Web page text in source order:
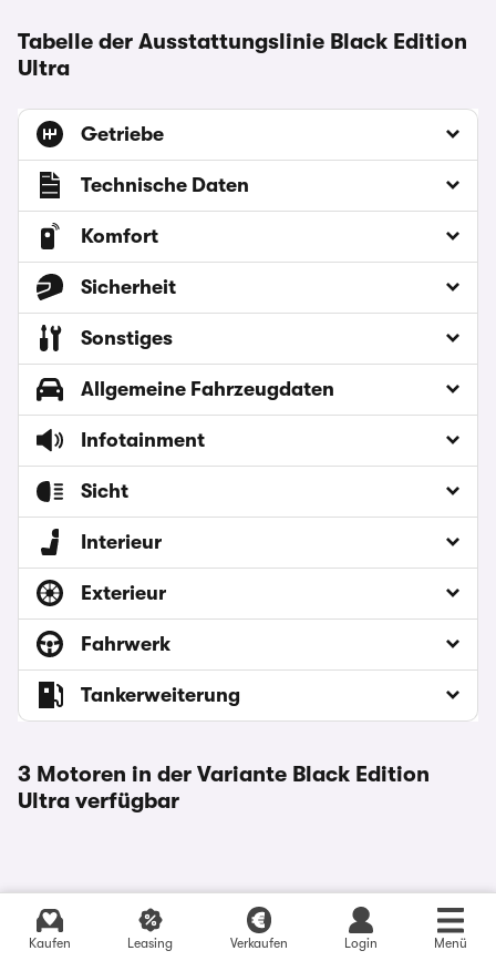
Kaufen Leasing Verkaufen Login Menü
Aktuelle Angebote finden
Tabelle der Ausstattungslinie Black Edition
Ultra
Getriebe
Technische Daten
Komfort
Sicherheit
Sonstiges
Allgemeine Fahrzeugdaten
Infotainment
Sicht
Interieur
Exterieur
Fahrwerk
Tankerweiterung
3 Motoren in der Variante Black Edition
Ultra verfügbar